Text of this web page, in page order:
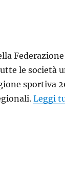
le società
sportiva
Leggi